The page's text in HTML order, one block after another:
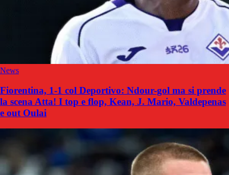
News
Fiorentina, 1-1 col Deportivo: Ndour-gol ma si prende
la scena Atta! I top e flop, Kean, J. Mario, Valdepenas
e out Oulai